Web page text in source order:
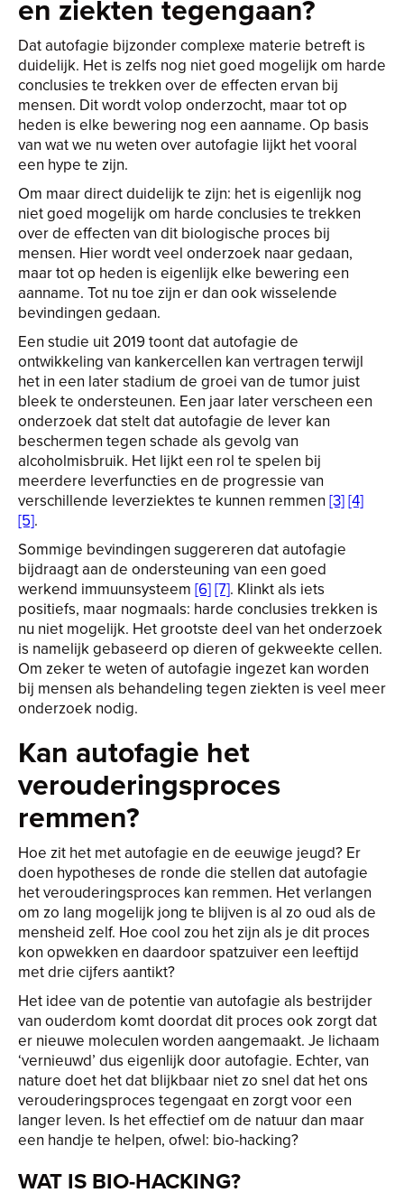
en ziekten tegengaan?
Dat autofagie bijzonder complexe materie betreft is
duidelijk. Het is zelfs nog niet goed mogelijk om harde
conclusies te trekken over de effecten ervan bij
mensen. Dit wordt volop onderzocht, maar tot op
heden is elke bewering nog een aanname. Op basis
van wat we nu weten over autofagie lijkt het vooral
een hype te zijn.
Om maar direct duidelijk te zijn: het is eigenlijk nog
niet goed mogelijk om harde conclusies te trekken
over de effecten van dit biologische proces bij
mensen. Hier wordt veel onderzoek naar gedaan,
maar tot op heden is eigenlijk elke bewering een
aanname. Tot nu toe zijn er dan ook wisselende
bevindingen gedaan.
Een studie uit 2019 toont dat autofagie de
ontwikkeling van kankercellen kan vertragen terwijl
het in een later stadium de groei van de tumor juist
bleek te ondersteunen. Een jaar later verscheen een
onderzoek dat stelt dat autofagie de lever kan
beschermen tegen schade als gevolg van
alcoholmisbruik. Het lijkt een rol te spelen bij
meerdere leverfuncties en de progressie van
verschillende leverziektes te kunnen remmen [3][4]
[5].
Sommige bevindingen suggereren dat autofagie
bijdraagt aan de ondersteuning van een goed
werkend immuunsysteem [6][7]. Klinkt als iets
positiefs, maar nogmaals: harde conclusies trekken is
nu niet mogelijk. Het grootste deel van het onderzoek
is namelijk gebaseerd op dieren of gekweekte cellen.
Om zeker te weten of autofagie ingezet kan worden
bij mensen als behandeling tegen ziekten is veel meer
onderzoek nodig.
Kan autofagie het
verouderingsproces
remmen?
Hoe zit het met autofagie en de eeuwige jeugd? Er
doen hypotheses de ronde die stellen dat autofagie
het verouderingsproces kan remmen. Het verlangen
om zo lang mogelijk jong te blijven is al zo oud als de
mensheid zelf. Hoe cool zou het zijn als je dit proces
kon opwekken en daardoor spatzuiver een leeftijd
met drie cijfers aantikt?
Het idee van de potentie van autofagie als bestrijder
van ouderdom komt doordat dit proces ook zorgt dat
er nieuwe moleculen worden aangemaakt. Je lichaam
‘vernieuwd’ dus eigenlijk door autofagie. Echter, van
nature doet het dat blijkbaar niet zo snel dat het ons
verouderingsproces tegengaat en zorgt voor een
langer leven. Is het effectief om de natuur dan maar
een handje te helpen, ofwel: bio-hacking?
WAT IS BIO-HACKING?